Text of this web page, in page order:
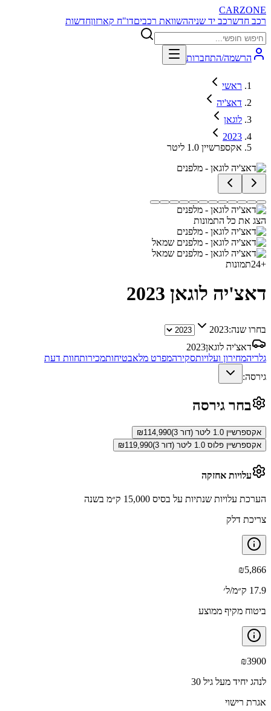
CARZONE
רכב חדשרכב יד שניההשוואת רכביםדו"ח קארזוןחדשות
הרשמה/התחברות
ראשי
דאצ'יה
לוגאן
2023
אקספרשיין 1.0 ליטר
הצג את כל התמונות
+
24תמונות
דאצ'יה לוגאן 2023
בחרו שנה:2023
דאצ'יה לוגאן2023
גלריהמחירון ועלויותסקירהמפרט מלאבטיחותמכירותחוות דעת
גירסה:
בחר גירסה
אקספרשיין 1.0 ליטר (דור 3) ₪114,990
אקספרשיין פלוס 1.0 ליטר (דור 3)
₪119,990
עלויות אחזקה
הערכת עלויות שנתיות על בסיס 15,000 ק״מ בשנה
צריכת דלק
₪5,866
17.9 ק״מ/ל׳
ביטוח מקיף ממוצע
₪3900
לנהג יחיד מעל גיל 30
אגרת רישוי